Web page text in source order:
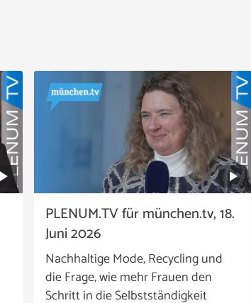
PLENUM.TV für münchen.tv, 18.
Juni 2026
Nachhaltige Mode, Recycling und
die Frage, wie mehr Frauen den
Schritt in die Selbstständigkeit